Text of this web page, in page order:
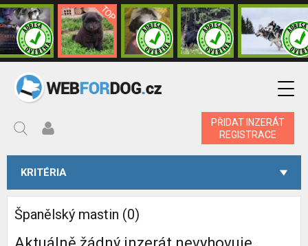
PŘIDAT INZERÁT
REGISTRACE
KRITÉRIA
Španělský mastin (0)